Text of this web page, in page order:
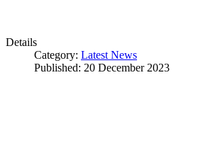
Details
Category: Latest News
Published: 20 December 2023